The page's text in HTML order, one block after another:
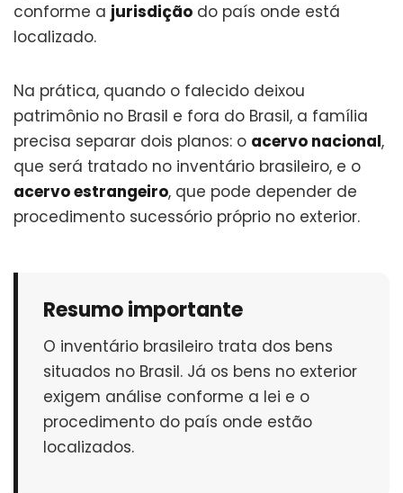
conforme a jurisdição do país onde está
localizado.
Na prática, quando o falecido deixou
patrimônio no Brasil e fora do Brasil, a família
precisa separar dois planos: o acervo nacional,
que será tratado no inventário brasileiro, e o
acervo estrangeiro, que pode depender de
procedimento sucessório próprio no exterior.
Resumo importante
O inventário brasileiro trata dos bens
situados no Brasil. Já os bens no exterior
exigem análise conforme a lei e o
procedimento do país onde estão
localizados.